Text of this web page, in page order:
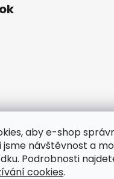
aby e-shop
jsme návštěvnost a
Podrobnosti
cookies.
Ochrana osobních údajů